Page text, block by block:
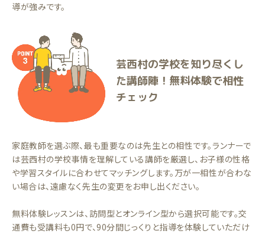
導が強みです。
芸西村の学校を知り尽くし
た講師陣！無料体験で相性
チェック
家庭教師を選ぶ際、最も重要なのは先生との相性です。ランナーで
は芸西村の学校事情を理解している講師を厳選し、お子様の性格
や学習スタイルに合わせてマッチングします。万が一相性が合わな
い場合は、遠慮なく先生の変更をお申し出ください。
無料体験レッスンは、訪問型とオンライン型から選択可能です。交
通費も受講料も0円で、90分間じっくりと指導を体験していただけ